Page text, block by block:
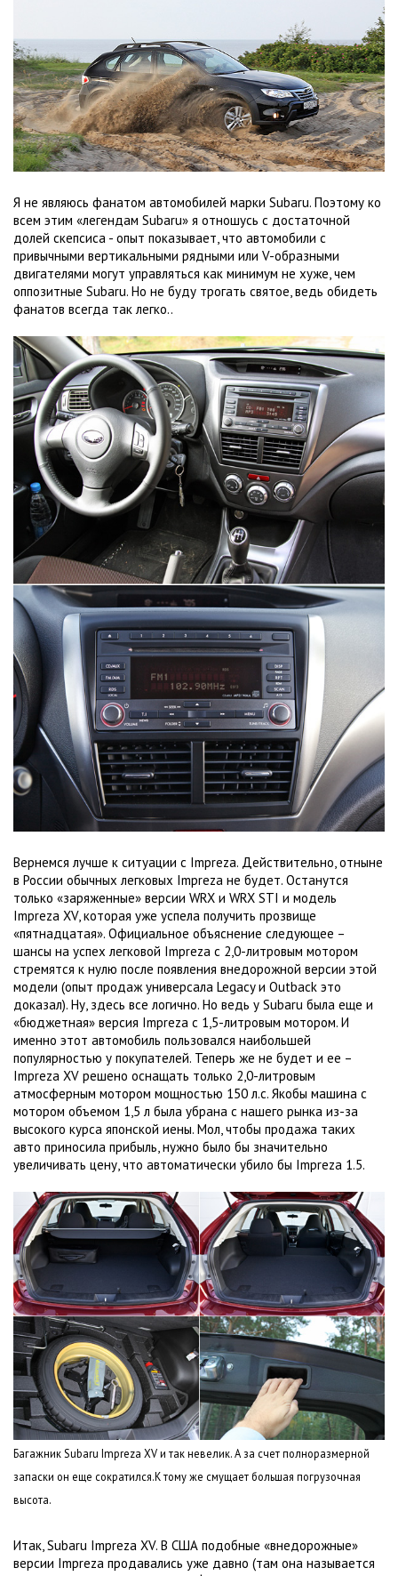
Я не являюсь фанатом автомобилей марки Subaru. Поэтому ко
всем этим «легендам Subaru» я отношусь с достаточной
долей скепсиса - опыт показывает, что автомобили с
привычными вертикальными рядными или V-образными
двигателями могут управляться как минимум не хуже, чем
оппозитные Subaru. Но не буду трогать святое, ведь обидеть
фанатов всегда так легко..
Вернемся лучше к ситуации с Impreza. Действительно, отныне
в России обычных легковых Impreza не будет. Останутся
только «заряженные» версии WRX и WRX STI и модель
Impreza XV, которая уже успела получить прозвище
«пятнадцатая». Официальное объяснение следующее –
шансы на успех легковой Impreza с 2,0-литровым мотором
стремятся к нулю после появления внедорожной версии этой
модели (опыт продаж универсала Legacy и Outback это
доказал). Ну, здесь все логично. Но ведь у Subaru была еще и
«бюджетная» версия Impreza с 1,5-литровым мотором. И
именно этот автомобиль пользовался наибольшей
популярностью у покупателей. Теперь же не будет и ее –
Impreza XV решено оснащать только 2,0-литровым
атмосферным мотором мощностью 150 л.с. Якобы машина с
мотором объемом 1,5 л была убрана с нашего рынка из-за
высокого курса японской иены. Мол, чтобы продажа таких
авто приносила прибыль, нужно было бы значительно
увеличивать цену, что автоматически убило бы Impreza 1.5.
Багажник Subaru Impreza XV и так невелик. А за счет полноразмерной
запаски он еще сократился.К тому же смущает большая погрузочная
высота.
Итак, Subaru Impreza XV. В США подобные «внедорожные»
версии Impreza продавались уже давно (там она называется